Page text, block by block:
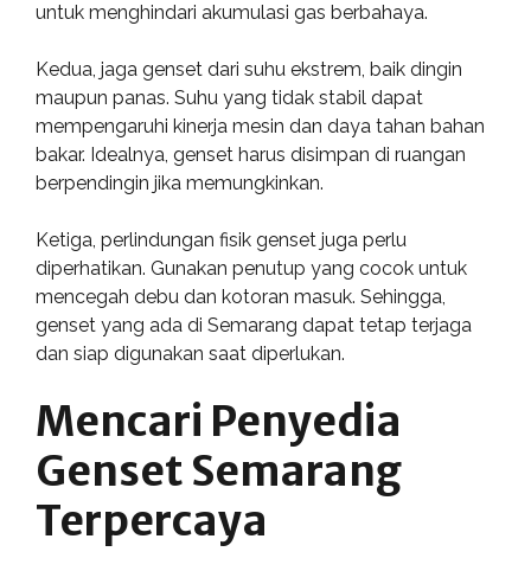
untuk menghindari akumulasi gas berbahaya.
Kedua, jaga genset dari suhu ekstrem, baik dingin
maupun panas. Suhu yang tidak stabil dapat
mempengaruhi kinerja mesin dan daya tahan bahan
bakar. Idealnya, genset harus disimpan di ruangan
berpendingin jika memungkinkan.
Ketiga, perlindungan fisik genset juga perlu
diperhatikan. Gunakan penutup yang cocok untuk
mencegah debu dan kotoran masuk. Sehingga,
genset yang ada di Semarang dapat tetap terjaga
dan siap digunakan saat diperlukan.
Mencari Penyedia
Genset Semarang
Terpercaya